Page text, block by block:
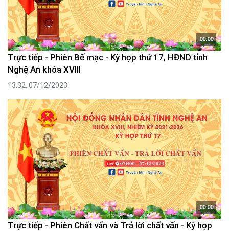
00:00
Trực tiếp - Phiên Bế mạc - Kỳ họp thứ 17, HĐND tỉnh
Nghệ An khóa XVIII
13:32, 07/12/2023
00:00
Trực tiếp - Phiên Chất vấn và Trả lời chất vấn - Kỳ họp